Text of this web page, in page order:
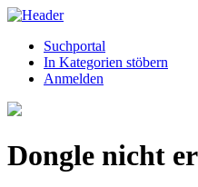
Suchportal
In Kategorien stöbern
Anmelden
Dongle nicht